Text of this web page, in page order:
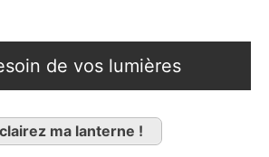
de vos lumières
ma lanterne !